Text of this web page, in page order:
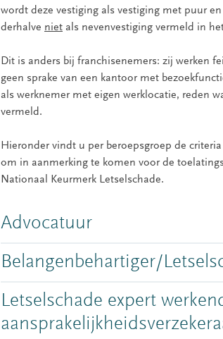
wordt deze vestiging als vestiging met puur
derhalve niet als nevenvestiging vermeld in
Dit is anders bij franchisenemers: zij werken
geen sprake van een kantoor met
als werknemer met eigen werklocatie, reden
vermeld.
Hieronder vindt u per beroepsgroep de
om in aanmerking te komen voor de
Nationaal Keurmerk Letselschade.
Advocatuur
Belangenbehartiger/
Letselschade expert